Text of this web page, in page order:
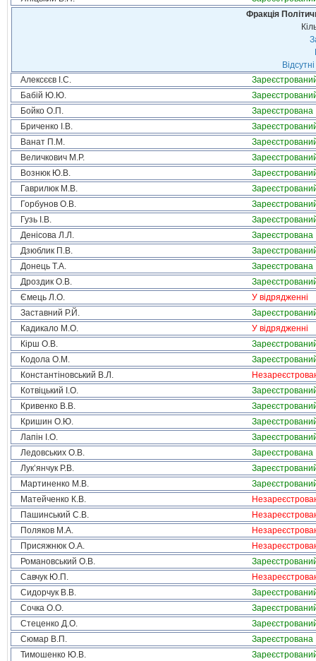
Фракція
Алексєєв І.С.
Бабій Ю.Ю.
Бойко О.П.
Зареєстрована
Бриченко І.В.
Ванат П.М.
Величкович М.Р.
Вознюк Ю.В.
Гаврилюк М.В.
Горбунов О.В.
Гузь І.В.
Денісова Л.Л.
Зареєстрована
Дзюблик П.В.
Донець Т.А.
Зареєстрована
Дроздик О.В.
Ємець Л.О.
У відрядженні
Заставний Р.Й.
Кадикало М.О.
У відрядженні
Кірш О.В.
Кодола О.М.
Константіновський В.Л.
Котвіцький І.О.
Кривенко В.В.
Кришин О.Ю.
Лапін І.О.
Ледовських О.В.
Зареєстрована
Лук’янчук Р.В.
Мартиненко М.В.
Матейченко К.В.
Пашинський С.В.
Поляков М.А.
Присяжнюк О.А.
Романовський О.В.
Савчук Ю.П.
Сидорчук В.В.
Сочка О.О.
Стеценко Д.О.
Сюмар В.П.
Зареєстрована
Тимошенко Ю.В.